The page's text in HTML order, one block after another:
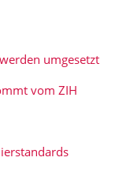
umgesetzt
vom ZIH